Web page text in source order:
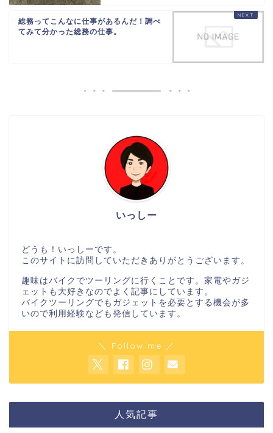
総務ってこんなに仕事があるんだ！調べ
てみて分かった総務の仕事。
いっしー
どうも！いっしーです。
このサイトに訪問していただきありがとうございます。
趣味はバイクでツーリングに行くことです。家電やガジ
ェットも大好きなのでよく記事にしています。
バイクツーリングでもガジェットを必要とする機会が多
いので利用経験なども発信しています。
＼ Follow me ／
人気記事